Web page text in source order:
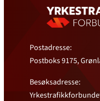
Postadresse:
Postboks 9175,
Besøksadresse: